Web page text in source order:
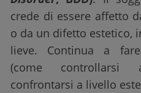
crede di essere affetto
o da un difetto estetico,
lieve. Continua a
(come
confrontarsi a livello